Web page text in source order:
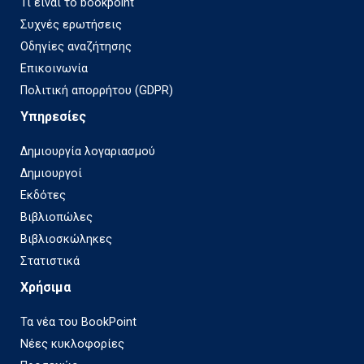
Τι είναι το bookpoint
Συχνές ερωτήσεις
Οδηγίες αναζήτησης
Επικοινωνία
Πολιτική απορρήτου (GDPR)
Υπηρεσίες
Δημιουργία λογαριασμού
Δημιουργοί
Εκδότες
Βιβλιοπώλες
Βιβλιοσκώληκες
Στατιστικά
Χρήσιμα
Τα νέα του BookPoint
Νέες κυκλοφορίες